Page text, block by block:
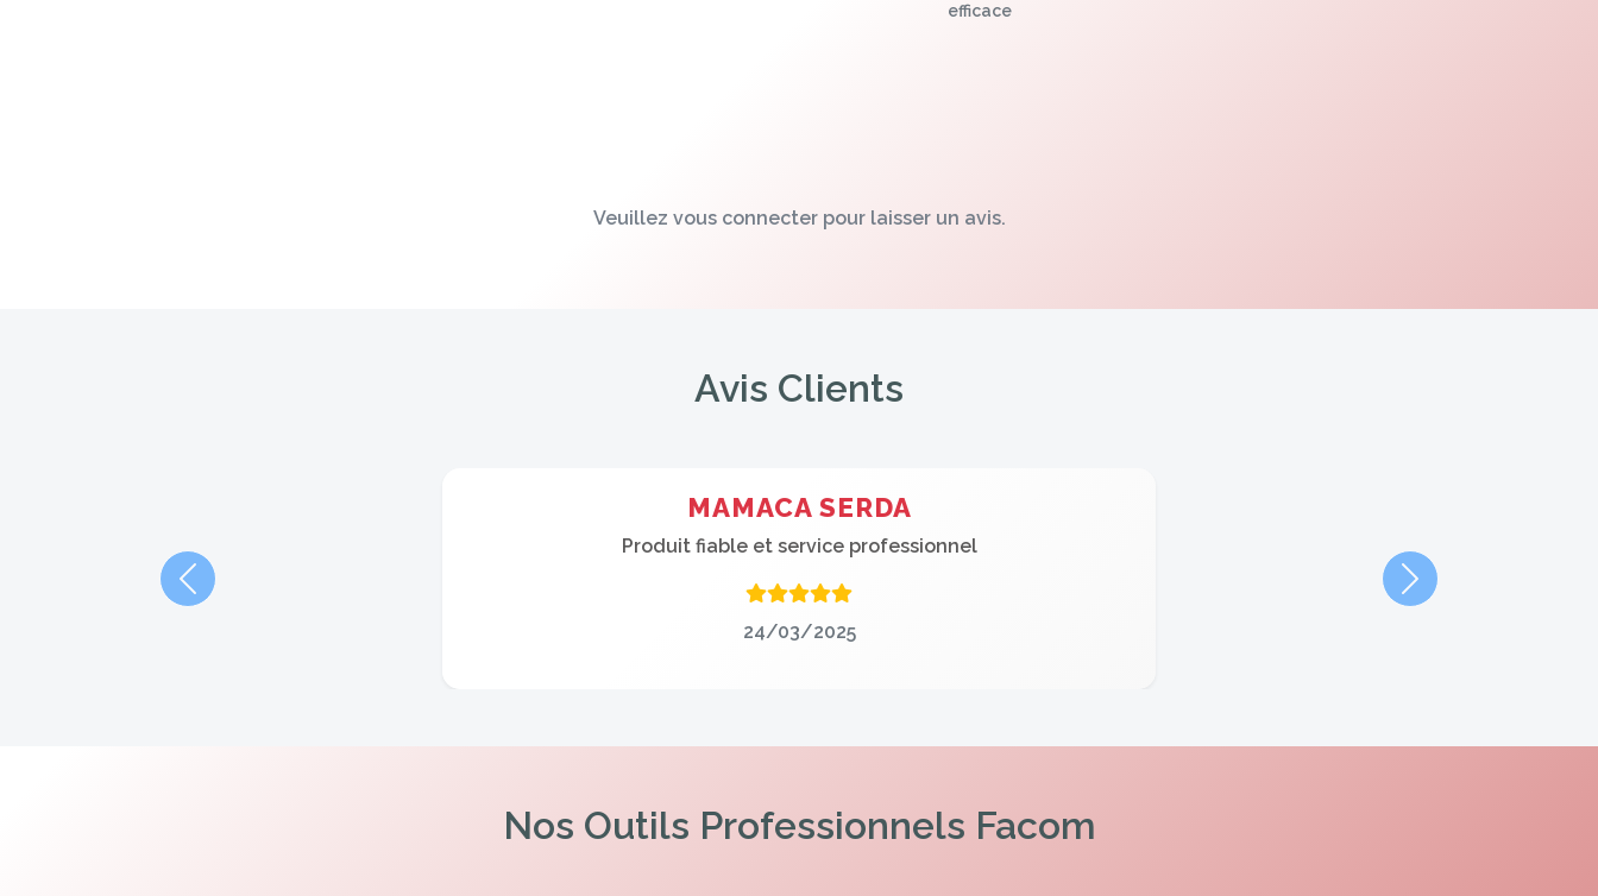
efficace
Veuillez vous connecter pour laisser un avis.
Avis Clients
MAMACA SERDA
Produit fiable et service professionnel
24/03/2025
Précédent Suivant
Nos Outils Professionnels Facom